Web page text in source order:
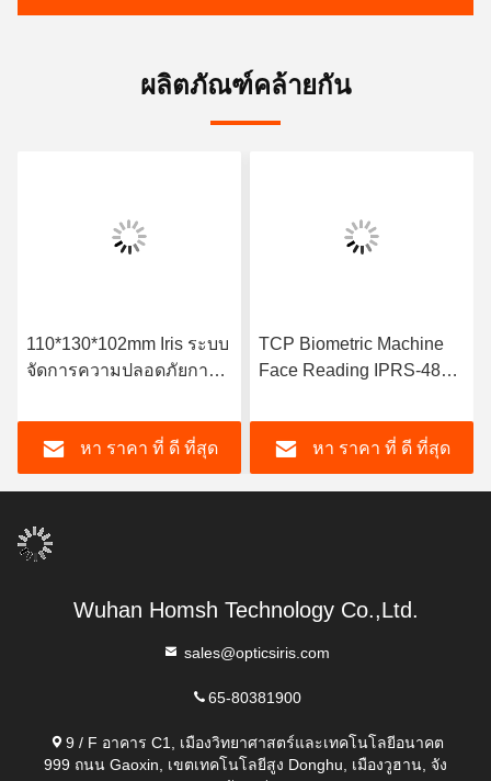
ผลิตภัณฑ์คล้ายกัน
110*130*102mm Iris ระบบ
จัดการความปลอดภัยการ
หา ราคา ที่ ดี ที่สุด
TCP Biometric Machine
Face Reading IPRS-485
รับการเข้าร่วม
หา ราคา ที่ ดี ที่สุด
Wuhan Homsh Technology Co.,Ltd.
sales@opticsiris.com
65-80381900
9 / F อาคาร C1, เมืองวิทยาศาสตร์และเทคโนโลยีอนาคต
999 ถนน Gaoxin, เขตเทคโนโลยีสูง Donghu, เมืองวูฮาน, จัง